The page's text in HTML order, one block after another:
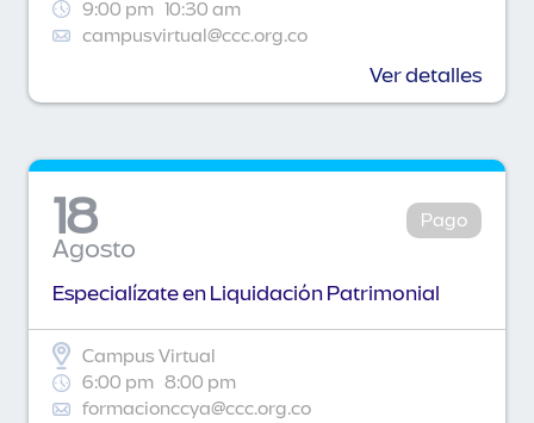
9:00 pm 10:30 am
campusvirtual@ccc.org.co
Ver detalles
18
Agosto
Pago
Especialízate en Liquidación Patrimonial
Campus Virtual
6:00 pm 8:00 pm
formacionccya@ccc.org.co